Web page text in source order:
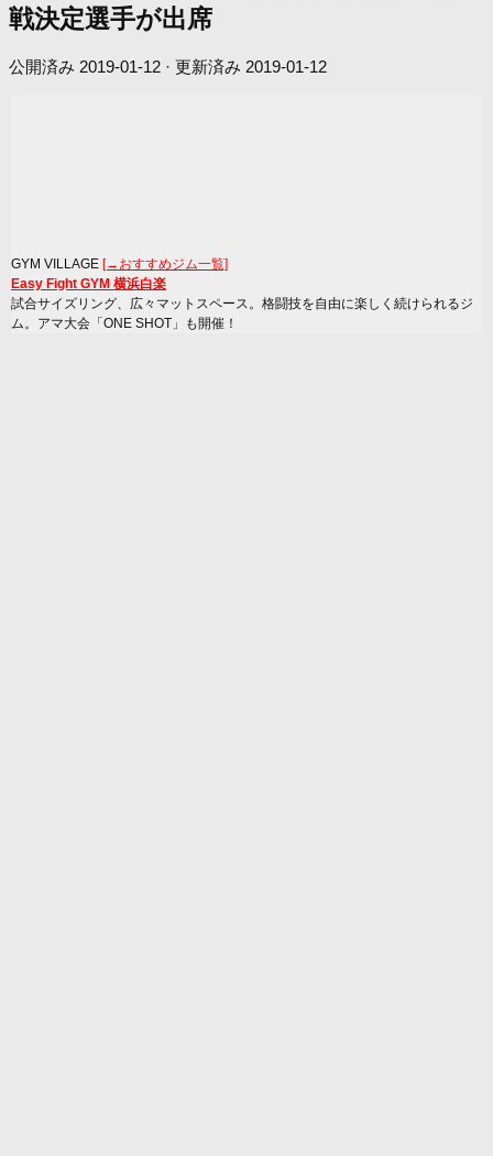
戦決定選手が出席
公開済み 2019-01-12 · 更新済み 2019-01-12
GYM VILLAGE [→おすすめジム一覧]
Easy Fight GYM 横浜白楽
試合サイズリング、広々マットスペース。格闘技を自由に楽しく続けられるジ
ム。アマ大会「ONE SHOT」も開催！